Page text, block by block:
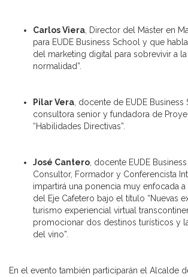
Carlos Viera, Director del Máster en
para EUDE Business School y que
del marketing digital para sobrevivir a la
normalidad”.
Pilar Vera, docente de EUDE Business
consultora senior y fundadora de
“Habilidades Directivas”.
José Cantero, docente EUDE
Consultor, Formador y Conferencista
impartirá una ponencia muy enfocada
del Eje Cafetero bajo el título “Nuevas
turismo experiencial virtual
promocionar dos destinos turísticos y
del vino”.
En el evento también participarán el Alcalde